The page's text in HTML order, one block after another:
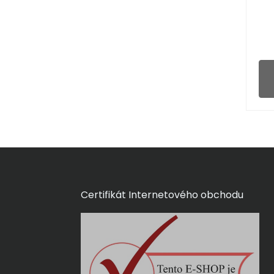
Certifikát Internetového obchodu